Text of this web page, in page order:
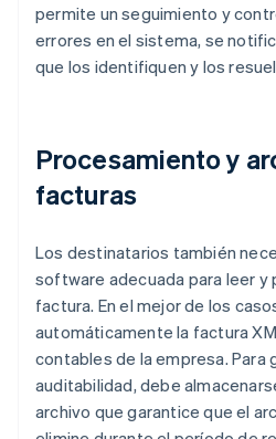
permite un seguimiento y
errores en el sistema, se
que los identifiquen y los
Procesamiento y
facturas
Los destinatarios también
software adecuada para leer y
factura. En el mejor de los
automáticamente la factura
contables de la empresa. Para
auditabilidad, debe
archivo que garantice que el